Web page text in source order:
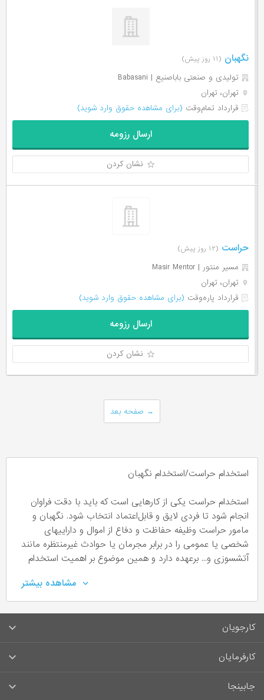
نگهبان (۱۱ روز پیش)
تولیدی و صنعتی باباصنیع | Babasani
تهران، تهران
قرارداد تمام‌وقت (برای مشاهده حقوق وارد شوید)
ارسال رزومه
نشان کردن
حراست (۱۲ روز پیش)
مسیر منتور | Masir Mentor
تهران، تهران
قرارداد پاره‌وقت (برای مشاهده حقوق وارد شوید)
ارسال رزومه
نشان کردن
صفحه بعد →
استخدام حراست/استخدام نگهبان
استخدام حراست یکی از کارهایی است که باید با دقت فراوان
انجام شود تا فردی لایق و قابل‌اعتماد انتخاب شود. نگهبان و
مامور حراست وظیفه حفاظت و دفاع از اموال و دارایی­های
شخصی یا عمومی را در برابر مجرمان یا حوادث غیرمنتظره مانند
آتش­سوزی و... برعهده دارد و همین موضوع بر اهمیت استخدام
استخدام حراست به چه صورت است؟
افرادی که به­عنوان نگهبان شروع به کار می­کنند با بررسی دقیق
امنیت و حفاظت می­شوند. همچنین در این شغل با توجه به
سری­ مهارت­های خاص نیاز دارند.
مشاهده بیشتر
کارجویان
سوالات متداول کارجویان
کارفرمایان
راهنمای ثبت آگهی استخدام
جابینجا